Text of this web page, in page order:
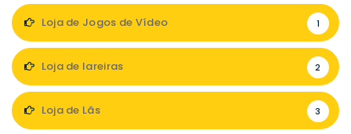
Loja de Jogos de Vídeo 1
Loja de lareiras 2
Loja de Lãs 3